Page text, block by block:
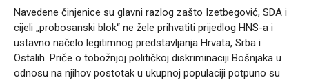
Navedene činjenice su glavni razlog zašto Izetbegović, SDA i
cijeli „probosanski blok“ ne žele prihvatiti prijedlog HNS-a i
ustavno načelo legitimnog predstavljanja Hrvata, Srba i
Ostalih. Priče o tobožnjoj političkoj diskriminaciji Bošnjaka u
odnosu na njihov postotak u ukupnoj populaciji potpuno su